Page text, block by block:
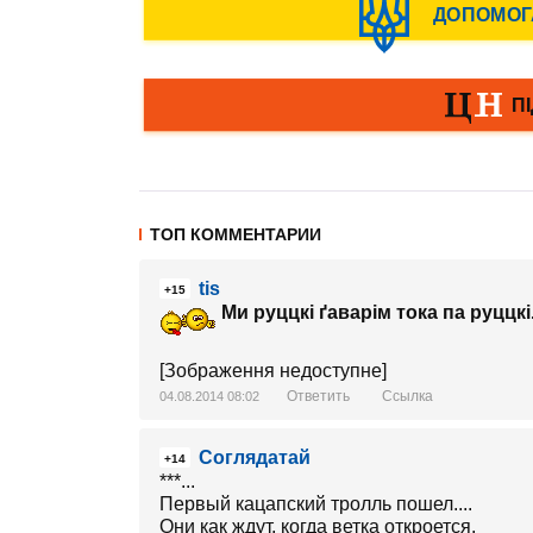
ТОП КОММЕНТАРИИ
+15
tis
Ми руццкі ґаварім тока па
[Зображення недоступне]
04.08.2014 08:02 Ответить Ссылка
+14
Соглядатай
***...
Первый кацапский тролль пошел....
Они как ждут, когда ветка откроется,